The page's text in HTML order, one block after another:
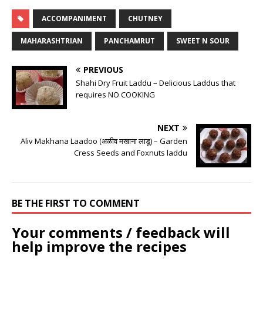
ACCOMPANIMENT CHUTNEY
MAHARASHTRIAN PANCHAMRUT SWEET N SOUR
PREVIOUS
Shahi Dry Fruit Laddu – Delicious Laddus that
requires NO COOKING
NEXT
Aliv Makhana Laadoo (अळीव मखाना लाडू) – Garden
Cress Seeds and Foxnuts laddu
BE THE FIRST TO COMMENT
Your comments / feedback will
help improve the recipes